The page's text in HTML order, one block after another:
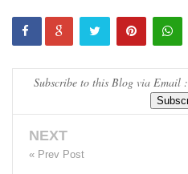
நீதிமன்றி
விடயங்க
சமர்ப்பித்த
பொலிஸா
Subscribe to this Blog via Email :
NEXT
« Prev Post